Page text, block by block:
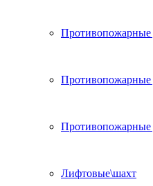
Противопожарные
Противопожарные
Противопожарные
Лифтовые\шахт